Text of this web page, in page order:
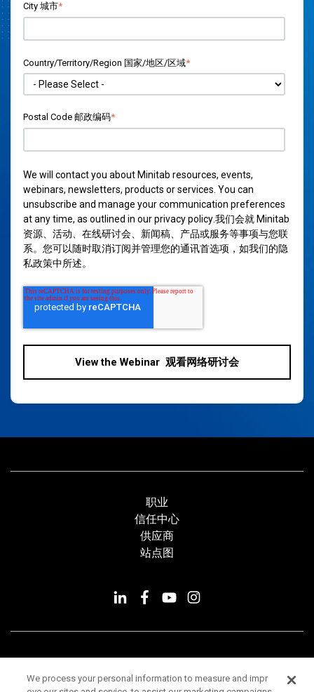
City 城市*
Country/Territory/Region 国家/地区/区域*
Postal Code 邮政编码*
We will contact you about Minitab resources, events,
webinars, newsletters, products or services. You can
unsubscribe and manage your communication preferences
at any time, as outlined in ourprivacy policy.我们会就 Minitab
资源、活动、在线研讨会、新闻稿、产品或服务等事项与您联
系。您可以随时取消订阅并管理您的通讯首选项，如我们的隐
私政策中所述。
职业
信任中心
供应商
站点图
© 2026 Minitab, LLC. All Rights Reserved.
We process your personal information to measure and impr